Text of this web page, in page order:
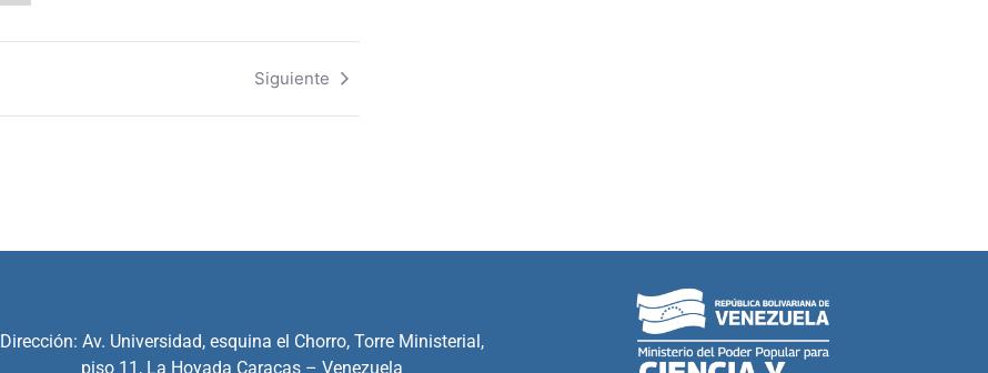
Siguiente
Dirección: Av. Universidad, esquina el Chorro, Torre Ministerial,
piso 11, La Hoyada Caracas – Venezuela